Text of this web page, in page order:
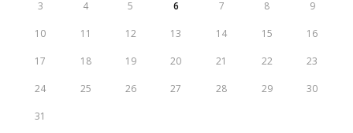
3 4 5 6 7 8 9
10 11 12 13 14 15 16
17 18 19 20 21 22 23
24 25 26 27 28 29 30
31